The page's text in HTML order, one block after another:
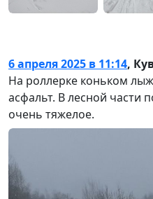
6 апреля 2025 в 11:14,
На роллерке коньком
асфальт. В лесной части
очень тяжелое.